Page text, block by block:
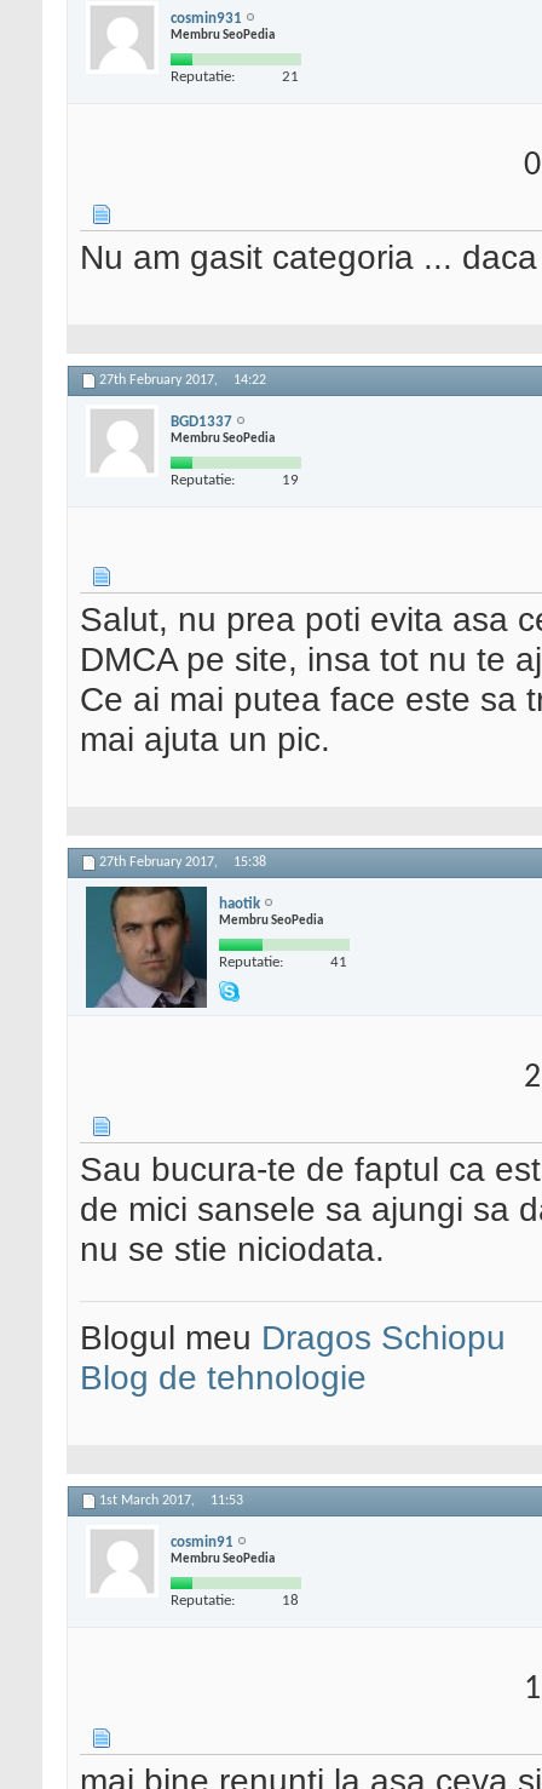
cosmin931
Membru SeoPedia
Reputatie: 21
Nu am gasit categoria ...
27th February 2017, 14:22
BGD1337
Membru SeoPedia
Reputatie: 19
Salut, nu prea poti evita asa
DMCA pe site, insa tot nu te
Ce ai mai putea face este sa
mai ajuta un pic.
27th February 2017, 15:38
haotik
Membru SeoPedia
Reputatie: 41
Sau bucura-te de faptul ca
de mici sansele sa ajungi sa
nu se stie niciodata.
Blogul meu Dragos Schiopu
Blog de tehnologie
1st March 2017, 11:53
cosmin91
Membru SeoPedia
Reputatie: 18
mai bine renunti la asa ceva